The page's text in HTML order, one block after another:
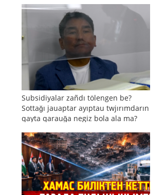
Subsidiyalar zañdı tölengen be?
Sottağı jauaptar ayıptau twjırımdarın
qayta qarauğa negiz bola ala ma?